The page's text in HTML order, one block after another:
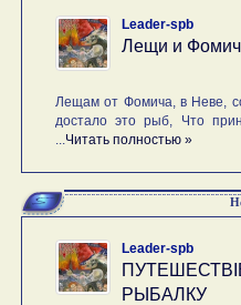
Leader-spb
Лещи и
Лещам от Фомича, в Неве,
достало это рыб, Что
Читать полностью »
Leader-spb
РЫБАЛКУ